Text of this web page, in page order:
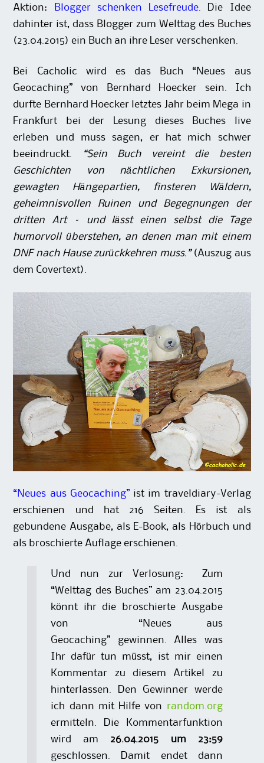
Aktion: Blogger schenken Lesefreude. Die Idee
dahinter ist, dass Blogger zum Welttag des Buches
(23.04.2015) ein Buch an ihre Leser verschenken.
Bei Cacholic wird es das Buch “Neues aus
Geocaching” von Bernhard Hoecker sein. Ich
durfte Bernhard Hoecker letztes Jahr beim Mega in
Frankfurt bei der Lesung dieses Buches live
erleben und muss sagen, er hat mich schwer
beeindruckt.
“Sein Buch vereint die besten
Geschichten von nächtlichen Exkursionen,
gewagten Hängepartien, finsteren Wäldern,
geheimnisvollen Ruinen und Begegnungen der
dritten Art – und lässt einen selbst die Tage
humorvoll überstehen, an denen man mit einem
DNF nach Hause zurückkehren muss.”(Auszug aus
dem Covertext).
“Neues aus Geocaching”ist im traveldiary-Verlag
erschienen und hat 216 Seiten. Es ist als
gebundene Ausgabe, als E-Book, als Hörbuch und
als broschierte Auflage erschienen.
Und nun zur Verlosung: Zum
“Welttag des Buches” am 23.04.2015
könnt ihr die broschierte Ausgabe
von “Neues aus
Geocaching”
gewinnen. Alles was
Ihr dafür tun müsst, ist mir einen
Kommentar
zu diesem Artikel zu
hinterlassen. Den Gewinner werde
ich dann mit Hilfe von random.org
ermitteln. Die Kommentarfunktion
wird am 26.04.2015 um 23:59
geschlossen. Damit endet dann